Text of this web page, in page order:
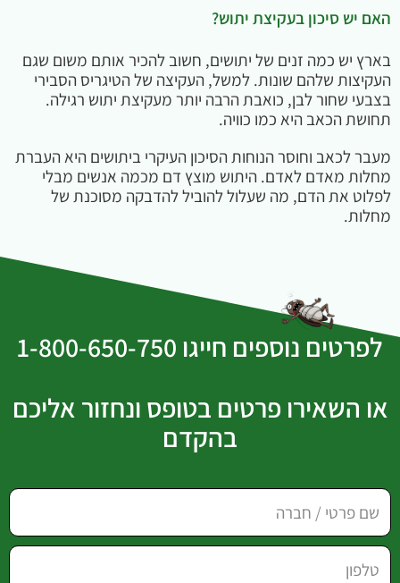
האם יש סיכון בעקיצת יתוש?
בארץ יש כמה זנים של יתושים, חשוב להכיר אותם משום שגם
העקיצות שלהם שונות. למשל, העקיצה של הטיגריס הסבירי
בצבעי שחור לבן, כואבת הרבה יותר מעקיצת יתוש רגילה.
תחושת הכאב היא כמו כוויה.
מעבר לכאב וחוסר הנוחות הסיכון העיקרי ביתושים היא העברת
מחלות מאדם לאדם. היתוש מוצץ דם מכמה אנשים מבלי
לפלוט את הדם, מה שעלול להוביל להדבקה מסוכנת של
מחלות.
לפרטים נוספים חייגו 1-800-650-750
או השאירו פרטים בטופס ונחזור אליכם
בהקדם